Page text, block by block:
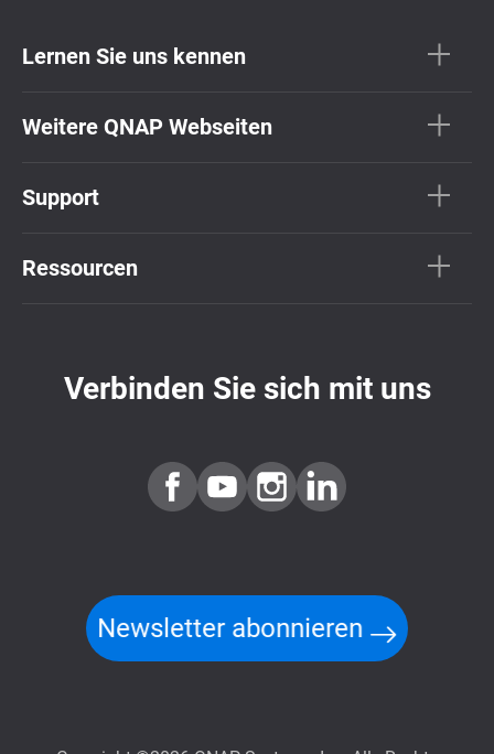
Lernen Sie uns kennen
Weitere QNAP Webseiten
Support
Ressourcen
Verbinden Sie sich mit uns
Newsletter abonnieren